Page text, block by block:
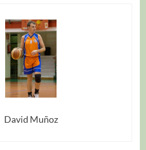
David Muñoz